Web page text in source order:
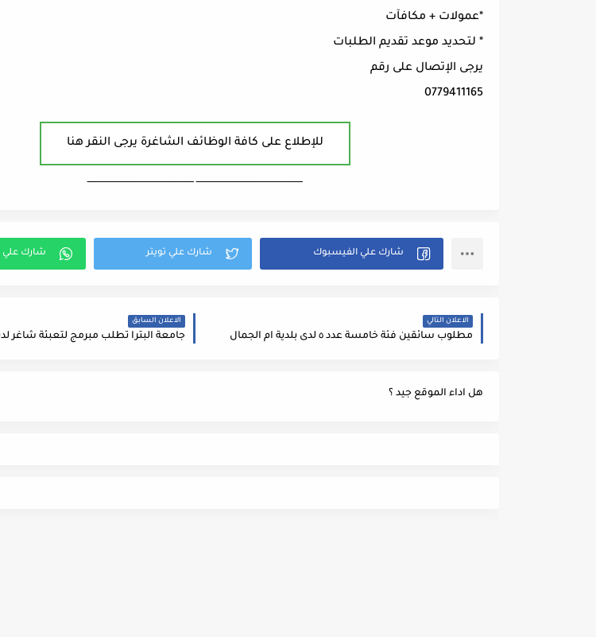
*عمولات + مكافآت
* لتحديد موعد تقديم الطلبات
يرجى الإتصال على رقم
0779411165
للإطلاع على كافة الوظائف الشاغرة يرجى النقر هنا
ـــــــــــــــــــــــــــــــــــــــــــــــــــــــــــــــــــ ـــــــــــــــــــــــــــــــــــــــــــــــــــــــــــــــــــ
الاعلان التالي
مطلوب سائقين فئة خامسة عدد ٥ لدى بلدية ام الجمال
الاعلان السابق
هل اداء الموقع جيد ؟